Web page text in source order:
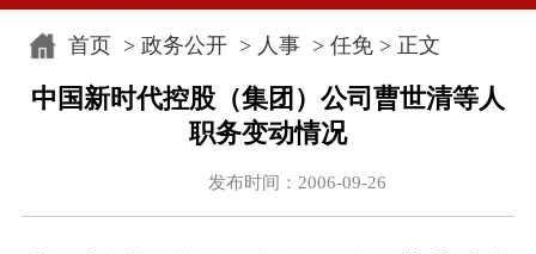
首页> 政务公开> 人事> 任免> 正文
中国新时代控股（集团）公司曹世清等人
职务变动情况
发布时间：2006-09-26